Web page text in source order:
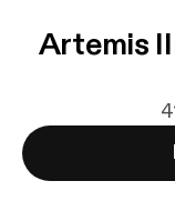
Artemis